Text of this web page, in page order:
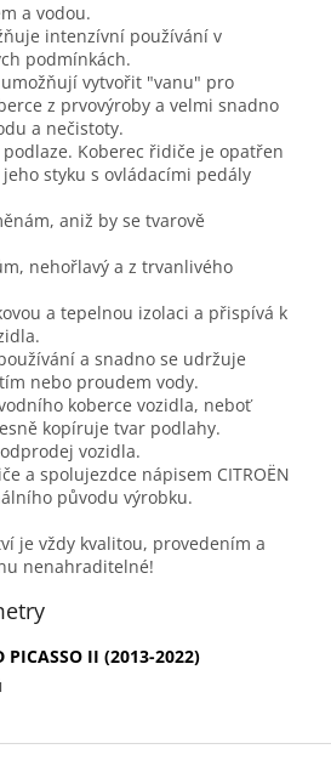
a vodou.
intenzívní používání v
podmínkách.
vytvořit "vanu" pro
z prvovýroby a velmi snadno
a nečistoty.
Koberec řidiče je opatřen
styku s ovládacími pedály
aniž by se tvarově
nehořlavý a z trvanlivého
a tepelnou izolaci a přispívá k
a snadno se udržuje
nebo proudem vody.
koberce vozidla, neboť
kopíruje tvar podlahy.
vozidla.
a spolujezdce nápisem CITROËN
původu výrobku.
je vždy kvalitou, provedením a
nenahraditelné!
PICASSO II (2013-2022)